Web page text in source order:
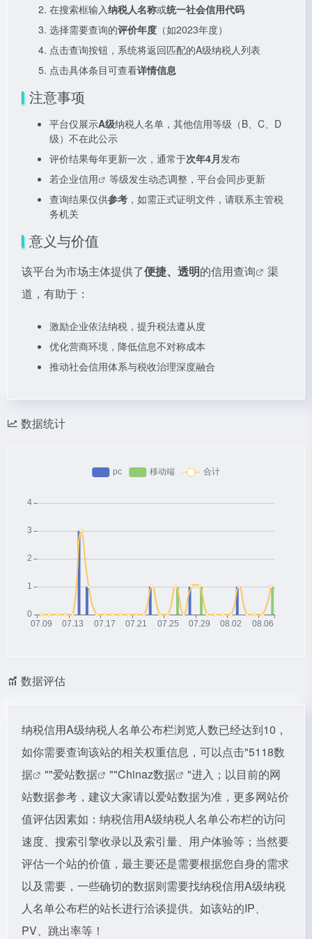
在搜索框输入纳税人名称或统一社会信用代码
选择需要查询的评价年度 （如2023年度）
点击查询按钮，系统将返回匹配的A级纳税人列表
点击具体条目可查看详情信息
注意事项
平台仅展示A级纳税人名单，其他信用等级（B、C、D
级）不在此公示
评价结果每年更新一次，通常于次年4月发布
若企业信用
等级发生动态调整，平台会同步更新
查询结果仅供参考 ，如需正式证明文件，请联系主管税
务机关
意义与价值
该平台为市场主体提供了便捷、透明的信用查询
渠
道，有助于：
激励企业依法纳税，提升税法遵从度
优化营商环境，降低信息不对称成本
推动社会信用体系与税收治理深度融合
数据统计
数据评估
纳税信用A级纳税人名单公布栏浏览人数已经达到10，
如你需要查询该站的相关权重信息，可以点击"5118数
据
""爱站数据 ""Chinaz数据
"进入；以目前的网
站数据参考，建议大家请以爱站数据为准，更多网站价
值评估因素如：纳税信用A级纳税人名单公布栏的访问
速度、搜索引擎收录以及索引量、用户体验等；当然要
评估一个站的价值，最主要还是需要根据您自身的需求
以及需要，一些确切的数据则需要找纳税信用A级纳税
人名单公布栏的站长进行洽谈提供。如该站的IP、
PV、跳出率等！